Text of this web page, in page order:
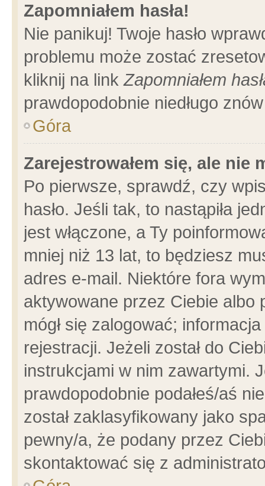
Zapomniałem hasła!
Nie panikuj! Twoje hasło
problemu może zostać
kliknij na linkZapomniałem
prawdopodobnie niedługo
Góra
Zarejestrowałem się, ale nie
Po pierwsze, sprawdź, czy
hasło. Jeśli tak, to nastąpiła
jest włączone, a Ty
mniej niż 13 lat, to będziesz
adres e-mail. Niektóre fora
aktywowane przez Ciebie albo
mógł się zalogować;
rejestracji. Jeżeli został do
instrukcjami w nim zawartymi.
prawdopodobnie podałeś/aś
został zaklasyfikowany jako
pewny/a, że podany przez
skontaktować się z